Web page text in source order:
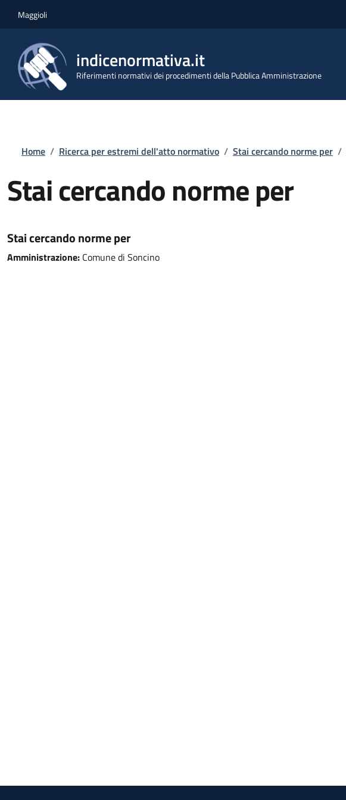
Maggioli
indicenormativa.it
Riferimenti normativi dei procedimenti della Pubblica Amministrazione
Briciole di pane
Home / Ricerca per estremi dell'atto normativo / Stai cercando norme per /
Stai cercando norme per
Stai cercando norme per
Amministrazione: Comune di Soncino